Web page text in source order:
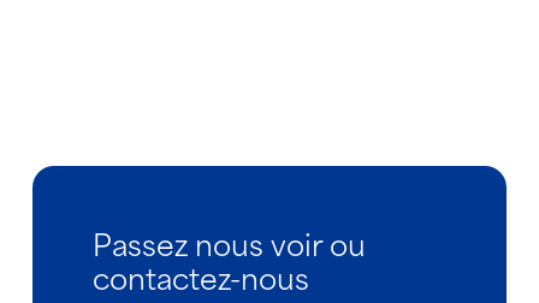
Passez nous voir ou
contactez-nous